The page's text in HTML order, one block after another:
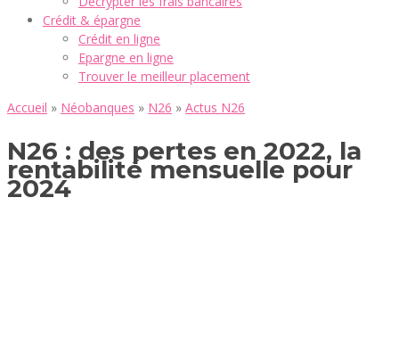
Crédit & épargne
Crédit en ligne
Epargne en ligne
Trouver le meilleur placement
Accueil » Néobanques » N26 » Actus N26
N26 : des pertes en 2022, la
rentabilité mensuelle pour
2024